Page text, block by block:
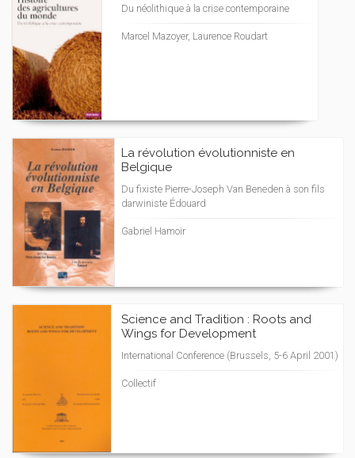
Du néolithique à la crise contemporaine
Marcel Mazoyer, Laurence Roudart
La révolution évolutionniste en
Belgique
Du fixiste Pierre-Joseph Van Beneden à son fils
darwiniste Édouard
Gabriel Hamoir
Science and Tradition : Roots and
Wings for Development
International Conference (Brussels, 5-6 April 2001)
Collectif